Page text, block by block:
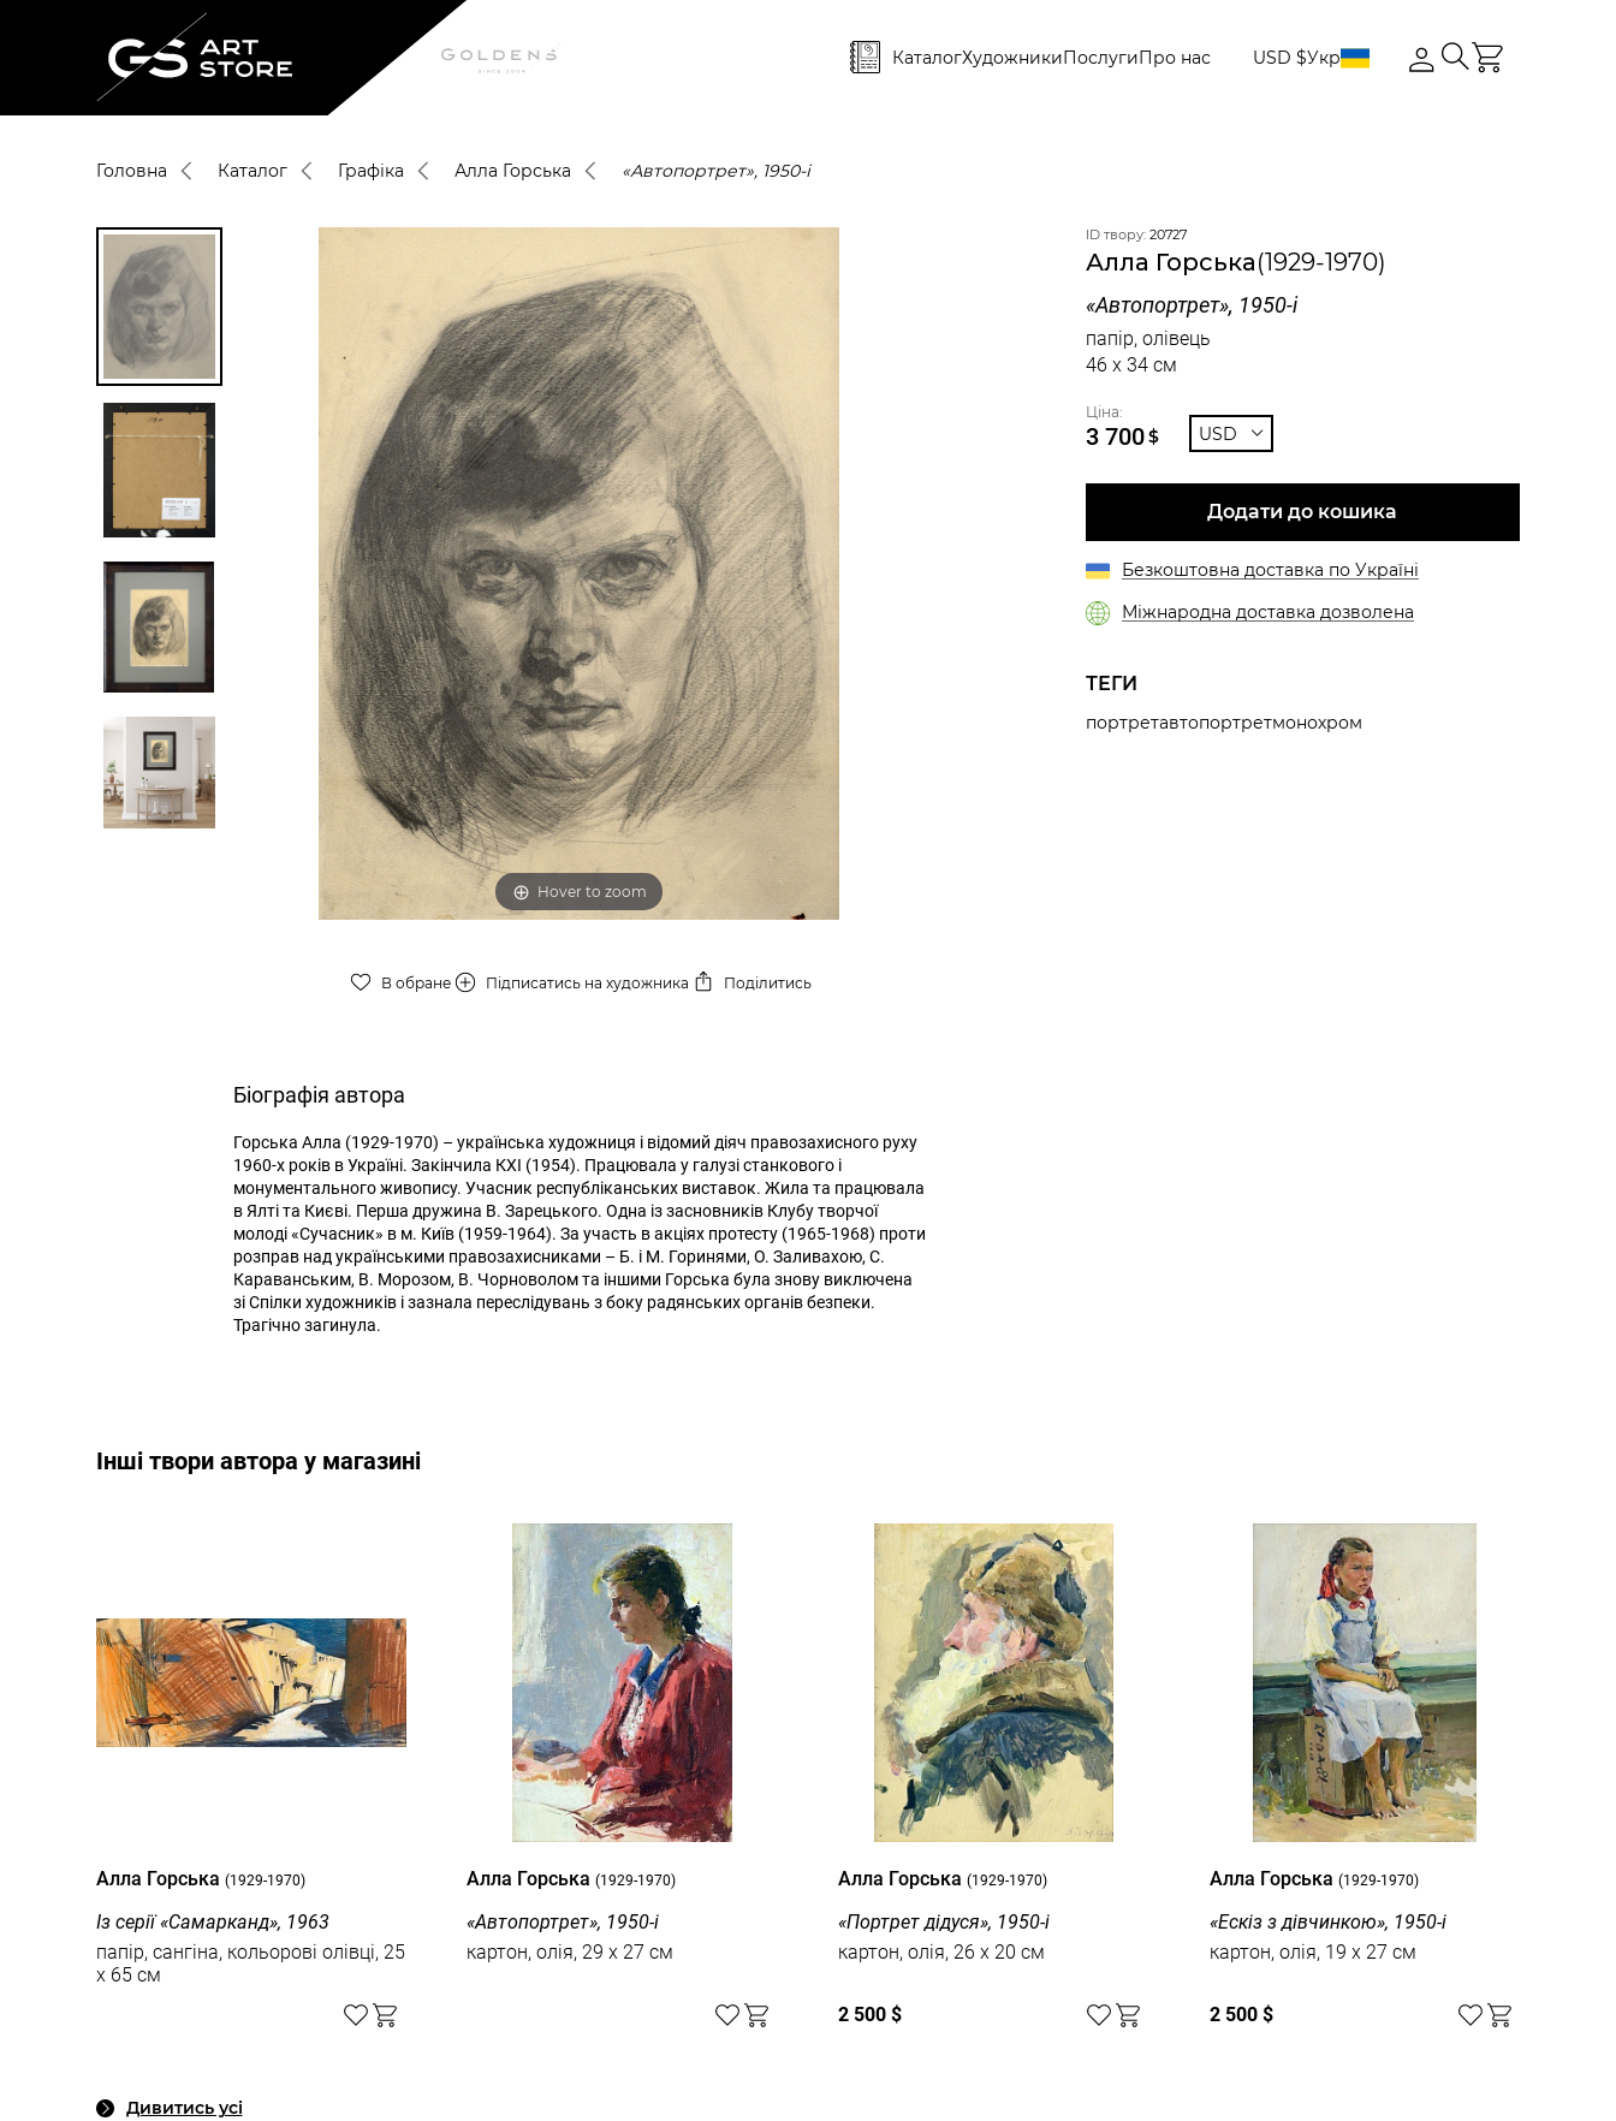
КаталогХудожникиПослугиПро нас USD $Укр
Головна Каталог Графіка Алла Горська «Автопортрет», 1950-і
Hover to zoom
В обране Підписатись на художника Поділитись
Біографія автора
Горська Алла (1929-1970) – українська художниця і відомий діяч правозахисного руху
1960-х років в Україні. Закінчила КХІ (1954). Працювала у галузі станкового і
монументального живопису. Учасник республіканських виставок. Жила та працювала
в Ялті та Києві. Перша дружина В. Зарецького. Одна із засновників Клубу творчої
молоді «Сучасник» в м. Київ (1959-1964). За участь в акціях протесту (1965-1968) проти
розправ над українськими правозахисниками – Б. і М. Горинями, О. Заливахою, С.
Караванським, В. Морозом, В. Чорноволом та іншими Горська була знову виключена
зі Спілки художників і зазнала переслідувань з боку радянських органів безпеки.
Трагічно загинула.
ID твору: 20727
Алла Горська(1929-1970)
«Автопортрет», 1950-і
папір, олівець
46 x 34 см
Ціна:
3 700$ USD
Додати до кошика
Безкоштовна доставка по Україні
Міжнародна доставка дозволена
ТЕГИ
портретавтопортретмонохром
Інші твори автора у магазині
Алла Горська (1929-1970)
Із серії «Самарканд», 1963
папір, сангіна, кольорові олівці, 25
x 65 см
Алла Горська(1929-1970)
«Автопортрет», 1950-і
картон, олія, 29 x 27 см
Алла Горська (1929-1970)
«Портрет дідуся», 1950-і
картон, олія, 26 x 20 см
2 500 $
Алла Горська (1929-1970)
«Ескіз з дівчинкою», 1950-і
картон, олія, 19 x 27 см
2 500 $
Дивитись усі